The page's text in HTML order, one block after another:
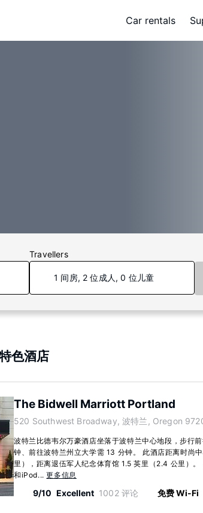
Car rentals
Travellers
1 间房, 2 位成人, 0 位儿童
色酒店
The Bidwell Marriott Portland
520 Southwest Broadway, 波特兰, Oregon
波特兰比德韦尔万豪酒店坐落于波特兰中心地段，步行
钟、前往波特兰州立大学需 13 分钟。 此酒店距离时尚
里），距离退伍军人纪念体育馆 1.5 英里（2.4 公里）
和iPod...更多信息
9/10 Excellent 1002 评论 免费 Wi-Fi